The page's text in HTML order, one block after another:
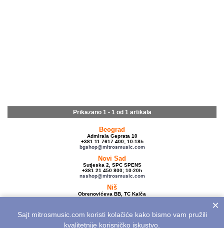
Prikazano 1 - 1 od 1 artikala
Beograd
Admirala Geprata 10
+381 11 7617 400; 10-18h
bgshop@mitrosmusic.com
Novi Sad
Sutjeska 2, SPC SPENS
+381 21 450 800; 10-20h
nsshop@mitrosmusic.com
Niš
Obrenovićeva BB, TC Kalča
Veleprodaja
Admirala Geprata 10,
×
Sajt mitrosmusic.com koristi kolačiće kako bismo vam pružili
kvalitetnije korisničko iskustvo.